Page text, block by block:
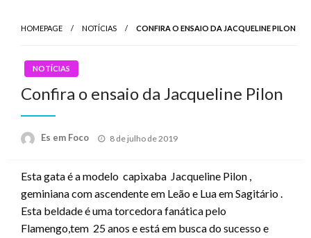
HOMEPAGE NOTÍCIAS CONFIRA O ENSAIO DA JACQUELINE PILON
NOTÍCIAS
Confira o ensaio da Jacqueline Pilon
Es em Foco
Posted
8 de julho de 2019
Esta gata é a modelo capixaba Jacqueline Pilon ,
geminiana com ascendente em Leão e Lua em Sagitário .
Esta beldade é uma torcedora fanática pelo
Flamengo,tem 25 anos e está em busca do sucesso e